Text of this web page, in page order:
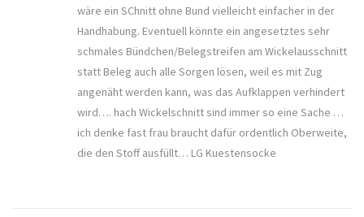
wäre ein SChnitt ohne Bund vielleicht einfacher in der
Handhabung. Eventuell könnte ein angesetztes sehr
schmales Bündchen/Belegstreifen am Wickelausschnitt
statt Beleg auch alle Sorgen lösen, weil es mit Zug
angenäht werden kann, was das Aufklappen verhindert
wird…. hach Wickelschnitt sind immer so eine Sache …
ich denke fast frau braucht dafür ordentlich Oberweite,
die den Stoff ausfüllt… LG Kuestensocke